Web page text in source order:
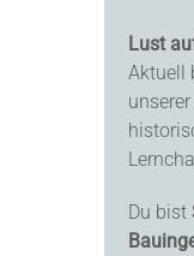
Lust
Aktuell
Du bist